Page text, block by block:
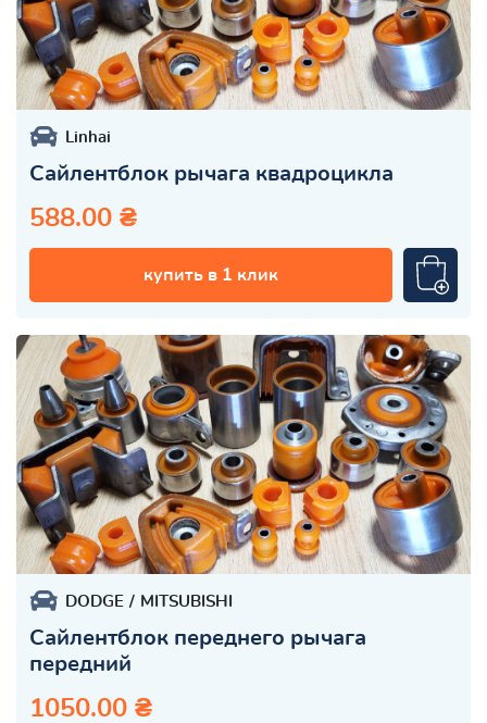
Linhai
Сайлентблок рычага квадроцикла
588.00 ₴
купить в 1 клик
DODGE MITSUBISHI
Сайлентблок переднего рычага
передний
1050.00 ₴